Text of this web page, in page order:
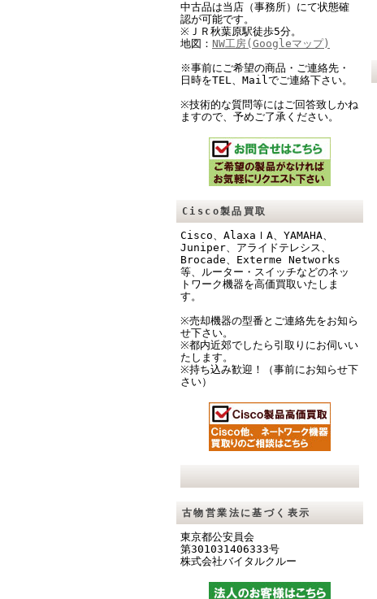
中古品は当店（事務所）にて状態確
認が可能です。
※ＪＲ秋葉原駅徒歩5分。
地図： NW工房(Googleマップ)
※事前にご希望の商品・ご連絡先・
日時をTEL、Mailでご連絡下さい。
※技術的な質問等にはご回答致しかね
ますので、予めご了承ください。
Cisco製品買取
Cisco、AlaxaｌA、YAMAHA、
Juniper、アライドテレシス、
Brocade、Exterme Networks
等、ルーター・スイッチなどのネッ
トワーク機器を高価買取いたしま
す。
※売却機器の型番とご連絡先をお知ら
せ下さい。
※都内近郊でしたら引取りにお伺いい
たします。
※持ち込み歓迎！（事前にお知らせ下
さい）
古物営業法に基づく表示
東京都公安員会
第301031406333号
株式会社バイタルクルー